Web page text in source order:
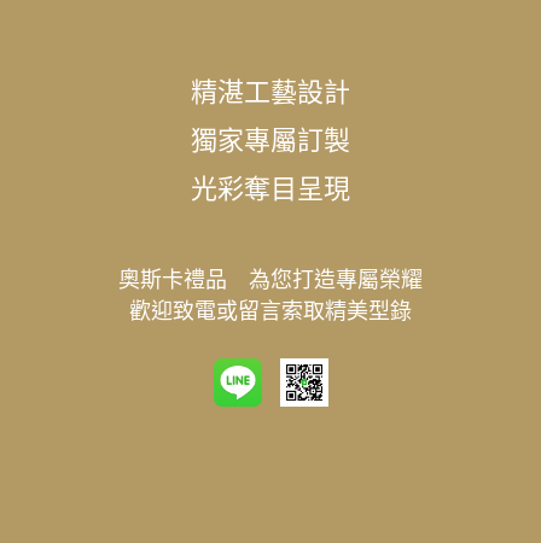
精湛工藝設計
獨家專屬訂製
光彩奪目呈現
奧斯卡禮品 為您打造專屬榮耀
歡迎致電或留言索取精美型錄